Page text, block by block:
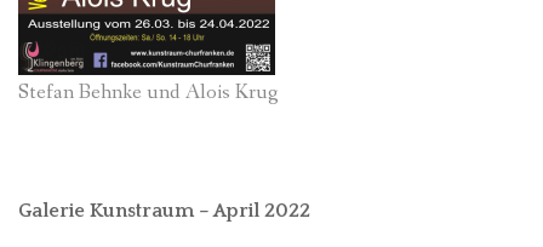
Stefan Behnke und Alois Krug
Galerie Kunstraum – April 2022